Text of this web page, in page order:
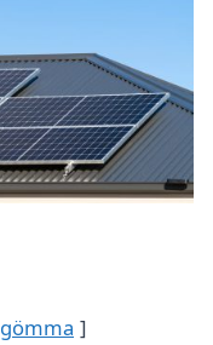
gömma